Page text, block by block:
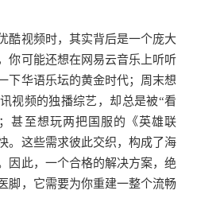
酷视频时，其实背后是一个庞大
你可能还想在网易云音乐上听听
下华语乐坛的黄金时代；周末想
视频的独播综艺，却总是被“看
甚至想玩两把国服的《英雄联
。这些需求彼此交织，构成了海
因此，一个合格的解决方案，绝
脚，它需要为你重建一整个流畅